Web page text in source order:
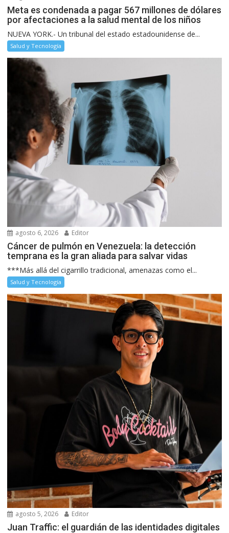
Meta es condenada a pagar 567 millones de dólares
por afectaciones a la salud mental de los niños
NUEVA YORK.- Un tribunal del estado estadounidense de...
Salud y Tecnología
agosto 6, 2026 Editor
Cáncer de pulmón en Venezuela: la detección
temprana es la gran aliada para salvar vidas
***Más allá del cigarrillo tradicional, amenazas como el...
Salud y Tecnología
agosto 5, 2026 Editor
Juan Traffic: el guardián de las identidades digitales